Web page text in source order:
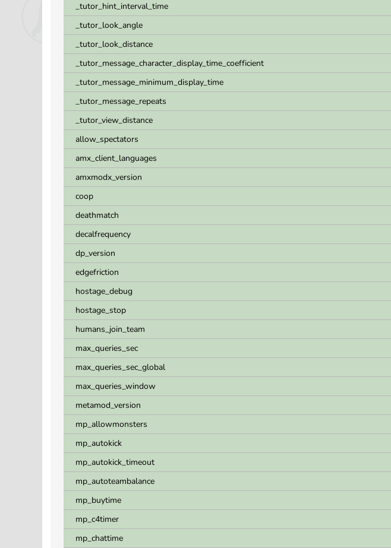
_tutor_hint_interval_time
_tutor_look_angle
_tutor_look_distance
_tutor_message_character_display_time_coefficient
_tutor_message_minimum_display_time
_tutor_message_repeats
_tutor_view_distance
allow_spectators
amx_client_languages
amxmodx_version
coop
deathmatch
decalfrequency
dp_version
edgefriction
hostage_debug
hostage_stop
humans_join_team
max_queries_sec
max_queries_sec_global
max_queries_window
metamod_version
mp_allowmonsters
mp_autokick
mp_autokick_timeout
mp_autoteambalance
mp_buytime
mp_c4timer
mp_chattime